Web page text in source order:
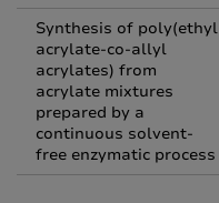
Synthesis of poly(ethyl
acrylate-co-allyl
acrylates) from
acrylate mixtures
prepared by a
continuous solvent-
free enzymatic process